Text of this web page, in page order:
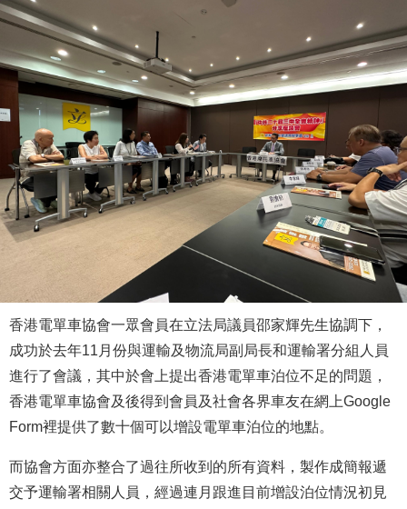
香港電單車協會一眾會員在立法局議員邵家輝先生協調下，
成功於去年11月份與運輸及物流局副局長和運輸署分組人員
進行了會議，其中於會上提出香港電單車泊位不足的問題，
香港電單車協會及後得到會員及社會各界車友在網上Google
Form裡提供了數十個可以增設電單車泊位的地點。
而協會方面亦整合了過往所收到的所有資料，製作成簡報遞
交予運輸署相關人員，經過連月跟進目前增設泊位情況初見